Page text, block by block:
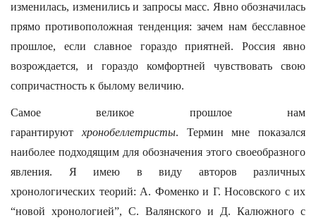
изменилась, изменились и запросы масс. Явно обозначилась
прямо противоположная тенденция: зачем нам бесславное
прошлое, если славное гораздо приятней. Россия явно
возрождается, и гораздо комфортней чувствовать свою
сопричастность к былому величию.
Самое великое прошлое нам
гарантируют хронобеллетристы. Термин мне показался
наиболее подходящим для обозначения этого своеобразного
явления. Я имею в виду авторов различных
хронологических теорий: А. Фоменко и Г. Носовского с их
“новой хронологией”, С. Валянского и Д. Калюжного с